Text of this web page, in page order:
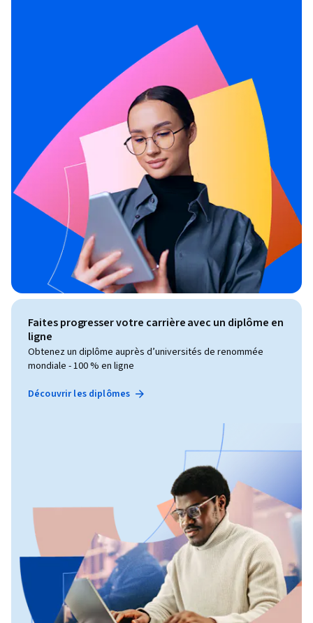
Faites progresser votre carrière avec un diplôme en
ligne
Obtenez un diplôme auprès d’universités de renommée
mondiale - 100 % en ligne
Découvrir les diplômes